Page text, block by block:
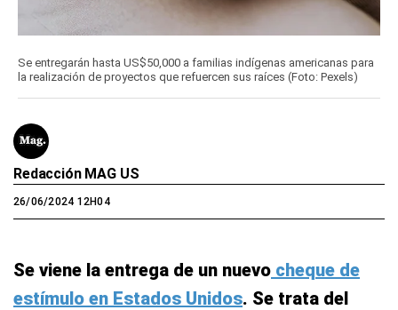
Se entregarán hasta US$50,000 a familias indígenas americanas para
la realización de proyectos que refuercen sus raíces (Foto: Pexels)
Redacción MAG US
26/06/2024 12H04
Se viene la entrega de un nuevo cheque de
estímulo en Estados Unidos. Se trata del